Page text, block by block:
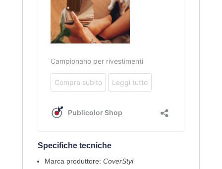
Specifiche tecniche
Marca produttore: CoverStyl